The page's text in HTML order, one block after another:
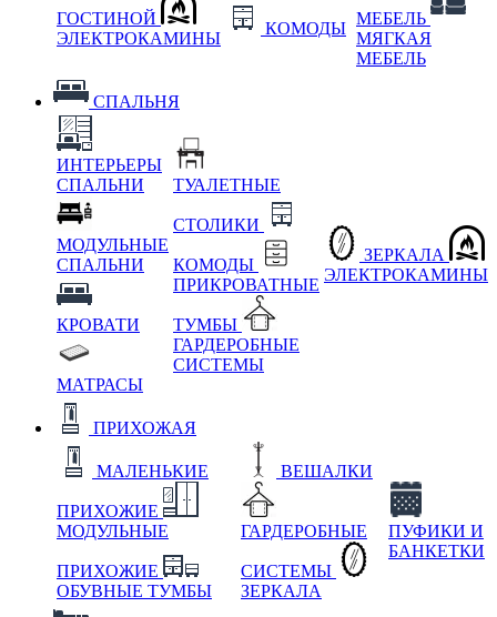
ГОСТИНОЙ
ЭЛЕКТРОКАМИНЫ
КОМОДЫ
МЕБЕЛЬ
МЯГКАЯ
МЕБЕЛЬ
СПАЛЬНЯ
ИНТЕРЬЕРЫ
СПАЛЬНИ
МОДУЛЬНЫЕ
СПАЛЬНИ
КРОВАТИ
МАТРАСЫ
ТУАЛЕТНЫЕ
СТОЛИКИ
КОМОДЫ
ПРИКРОВАТНЫЕ
ТУМБЫ
ГАРДЕРОБНЫЕ
СИСТЕМЫ
ЗЕРКАЛА
ЭЛЕКТРОКАМИНЫ
ПРИХОЖАЯ
МАЛЕНЬКИЕ
ПРИХОЖИЕ
МОДУЛЬНЫЕ
ПРИХОЖИЕ
ОБУВНЫЕ ТУМБЫ
ВЕШАЛКИ
ГАРДЕРОБНЫЕ
СИСТЕМЫ
ЗЕРКАЛА
ПУФИКИ И
БАНКЕТКИ